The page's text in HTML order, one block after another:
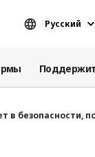
Русский
в безопасности,